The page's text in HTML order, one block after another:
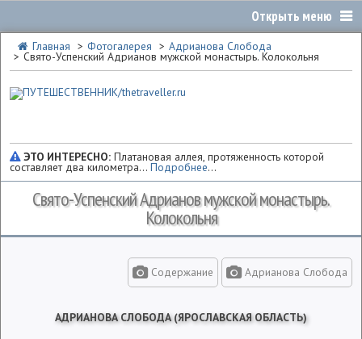
Главная Фотогалерея Адрианова Слобода
Свято-Успенский Адрианов мужской монастырь. Колокольня
ЭТО ИНТЕРЕСНО: Платановая аллея, протяженность которой
составляет два километра...Подробнее...
Свято-Успенский Адрианов мужской монастырь.
Колокольня
Содержание Адрианова Слобода
АДРИАНОВА СЛОБОДА (ЯРОСЛАВСКАЯ ОБЛАСТЬ)